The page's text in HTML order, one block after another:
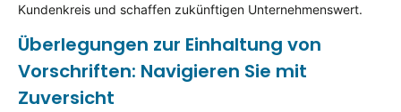
Kundenkreis und schaffen zukünftigen Unternehmenswert.
Überlegungen zur Einhaltung von
Vorschriften: Navigieren Sie mit
Zuversicht